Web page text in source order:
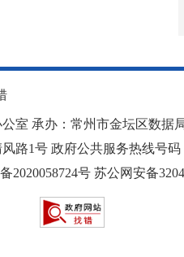
室 承办：常州市金坛区数据
路1号 政府公共服务热线号码
2020058724号 苏公网安备